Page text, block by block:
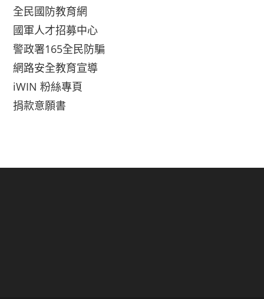
全民國防教育網
國軍人才招募中心
警政署165全民防騙
網路安全教育宣導
iWIN 粉絲專頁
捐款意願書